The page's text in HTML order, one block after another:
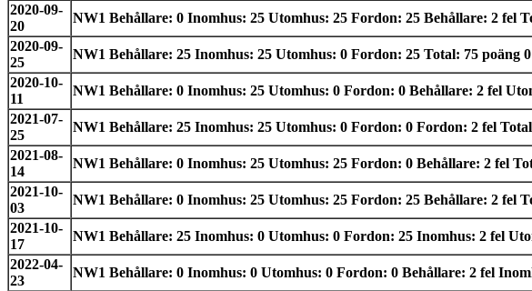
2020-09-
20
NW1 Behållare: 0 Inomhus: 25 Utomhus: 25 Fordon: 25 Behållare: 2 fel
2020-09-
25
NW1 Behållare: 25 Inomhus: 25 Utomhus: 0 Fordon: 25 Total: 75
2020-10-
11
NW1 Behållare: 0 Inomhus: 25 Utomhus: 0 Fordon: 0 Behållare: 2 fel
2021-07-
25
NW1 Behållare: 25 Inomhus: 25 Utomhus: 0 Fordon: 0 Fordon: 2 fel
2021-08-
14
NW1 Behållare: 0 Inomhus: 25 Utomhus: 25 Fordon: 0 Behållare: 2 fel
2021-10-
03
NW1 Behållare: 0 Inomhus: 25 Utomhus: 25 Fordon: 25 Behållare: 2 fel
2021-10-
17
NW1 Behållare: 25 Inomhus: 0 Utomhus: 0 Fordon: 25 Inomhus: 2 fel
2022-04-
23
NW1 Behållare: 0 Inomhus: 0 Utomhus: 0 Fordon: 0 Behållare: 2 fel